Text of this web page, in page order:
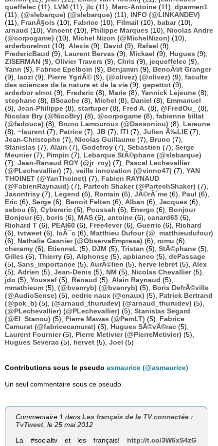
queffelec (11), LVM (11), jlc (11), Marc-Antoine (11), dparmen1
(11), (@slebarque) (@slebarque) (11), INFO (@LINKANDEV)
(11), FranÃ§ois (10), Fabrice (10), Filmail (10), babar(10),
arnaud (10), Vincent (10), Philippe Marques (10), Nicolas Andre
(@corpogame) (10), Michel Nizon (@MichelNizon) (10),
arderborelnot (10), Alexis (9), David (9), Rafael (9),
FredericBaud (9), Laurent Bervas (9), Mickael (9), Hugues (9),
ZISERMAN (9), Olivier Travers (9), Chris (9), jequeffelec (9),
Yann (9), Fabrice Epelboin (9), Benjamin (9), BenoÃ®t Granger
(9), laozi (9), Pierre YgriÃ© (9), (@olivez) (@olivez) (9), faculte
des sciences de la nature et de la vie (9), gepettot (9),
arderbor elnot (9), Frederic (8), Marie (8), Yannick Lejeune (8),
stephane (8), BScache (8), Michel (8), Daniel (8), Emmanuel
(8), Jean-Philippe (8), startuper(8), Fred A. (8), @FredOu_
(8),
Nicolas Bry (@NicoBry) (8), @corpogame (8), fabienne billat
(@fadouce) (8), Bruno Lamouroux (@Dassoniou) (8), Lereune
(8), ~laurent (7), Patrice (7), JB (7), ITI (7), Julien Ã‰LIE (7),
Jean-Christophe (7), Nicolas Guillaume (7), Bruno (7),
Stanislas (7), Alain (7), Godefroy (7), Sebastien (7), Serge
Meunier(7), Pimpin (7), Lebarque StÃ©phane (@slebarque)
(7), Jean-Renaud ROY (@jr_roy) (7), Pascal Lechevallier
(@PLechevallier) (7), veille innovation (@vinno47) (7), YAN
THOINET (@YanThoinet) (7), Fabien RAYNAUD
(@FabienRaynaud) (7), Partech Shaker (@PartechShaker) (7),
Jasontrisy (7), Legend (6), Romain (6), JÃ©rÃ´me (6), Paul (6),
Eric (6), Serge (6), Benoit Felten (6), Alban (6), Jacques (6),
sebou (6), Cybereric (6), Poussah (6), Energo (6), Bonjour
Bonjour(6), boris (6), MAS (6), antoine (6), canard65 (6),
Richard T (6), PEAI60 (6), Free4ever(6), Guerric (6), Richard
(6), tvtweet (6), loÃ¯c (6), Matthieu Dufour (@_matthieudufour)
(6), Nathalie Gasnier (@ObservaEmpresa) (6), romu (6),
cheramy (6), EtienneL (5), DJM (5), Tristan (5), StÃ©phane (5),
Gilles (5), Thierry (5), Alphonse (5), apbianco (5), dePassage
(5), Sans_importance (5), AurÃ©lien (5), herve lebret (5), Alex
(5), Adrien (5), Jean-Denis (5), NM (5), Nicolas Chevallier(5),
jdo (5), Youssef (5), Renaud (5), Alain Raynaud (5),
mmathieum (5), (@bvanryb) (@bvanryb) (5), Boris DefrÃ©ville
(@AudioSense) (5), cedric naux (@cnaux) (5), Patrick Bertrand
(@pck_b) (5), (@arnaud_thurudev) (@arnaud_thurudev) (5),
(@PLechevallier) (@PLechevallier) (5), Stanislas Segard
(@El_Stanou) (5), Pierre Mawas (@PemLT) (5), Fabrice
Camurat (@fabricecamurat) (5), Hugues SÃ©vÃ©rac (5),
Laurent Fournier(5), Pierre Metivier (@PierreMetivier) (5),
Hugues Severac (5), hervet (5), Joel (5)
Contributions sous le pseudo asmaurice (@asmaurice)
Un seul commentaire sous ce pseudo.
Commentaire 1 dansLes français de la TV connectée :
TvTweet , le 25 mai 2012
La #socialtv et les français! http://t.co/3W6xS4zG